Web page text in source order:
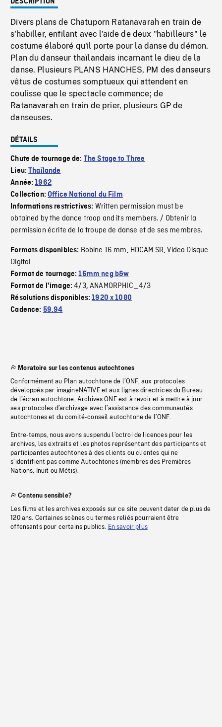
Divers plans de Chatuporn Ratanavarah en train de
s'habiller, enfilant avec l'aide de deux "habilleurs" le
costume élaboré qu'il porte pour la danse du démon.
Plan du danseur thaïlandais incarnant le dieu de la
danse. Plusieurs PLANS HANCHES, PM des danseurs
vêtus de costumes somptueux qui attendent en
coulisse que le spectacle commence; de
Ratanavarah en train de prier, plusieurs GP de
danseuses.
DÉTAILS
Chute de tournage de: The Stage to Three
Lieu:Thaïlande
Année:1962
Collection:Office National du Film
Informations restrictives: Written permission must be
obtained by the dance troop and its members. / Obtenir la
permission écrite de la troupe de danse et de ses membres.
Formats disponibles: Bobine 16 mm, HDCAM SR,Video Disque
Digital
Format de tournage:16mm neg b&w
Format de l'image:4/3,ANAMORPHIC_4/3
Résolutions disponibles:1920 x 1080
Cadence: 59.94
Moratoire sur les contenus autochtones
Conformément au Plan autochtone de l’ONF, aux protocoles
développés par imagineNATIVE et aux lignes directrices du Bureau
de l’écran autochtone, Archives ONF est à revoir et à mettre à jour
ses protocoles d’archivage avec l’assistance des communautés
autochtones et du comité-conseil autochtone de l’ONF.
Entre-temps, nous avons suspendu l’octroi de licences pour les
archives, les extraits et les photos représentant des participants et
participantes autochtones à des clients ou clientes qui ne
s’identifient pas comme Autochtones (membres des Premières
Nations, Inuit ou Métis).
Contenu sensible?
Les films et les archives exposés sur ce site peuvent dater de plus de
120 ans. Certaines scènes ou termes reliés pourraient être
offensants pour certains publics. En savoir plus